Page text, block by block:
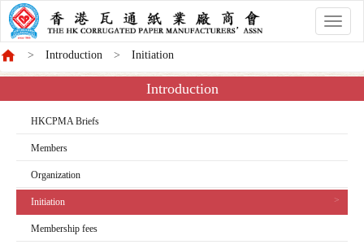
香
港
會
Introduction Initiation
Introduction
HKCPMA Briefs
Members
Organization
Initiation
Membership fees